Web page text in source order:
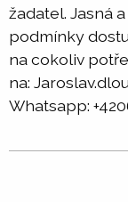
žadatel. Jasná
podmínky
na cokoliv
na:
Whatsapp: